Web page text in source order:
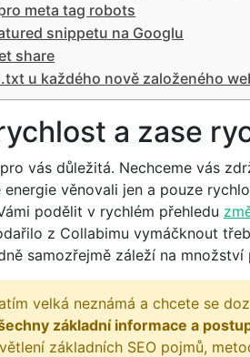
meta tag robots
snippetu na Googlu
share
u každého nově založeného
a zase
vás důležitá. Nechceme vás
energie věnovali jen a pouze
podělit v rychlém přehledu
z Collabimu vymáčknout
samozřejmě záleží na
velká neznámá a chcete se
základní informace a
základních SEO pojmů,